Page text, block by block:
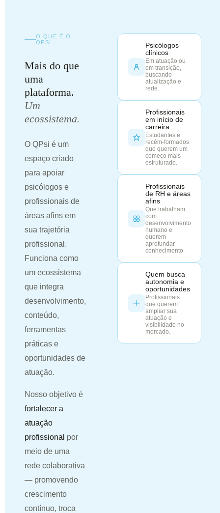
O QUE É O
QPSI
Mais do que
uma
plataforma.
Um
ecossistema.
O QPsi é um
espaço criado
para apoiar
psicólogos e
profissionais de
áreas afins em
sua trajetória
profissional.
Funciona como
um ecossistema
que integra
desenvolvimento,
conteúdo,
ferramentas
práticas e
oportunidades de
atuação.
Nosso objetivo é
fortalecer a
atuação
profissional por
meio de uma
rede colaborativa
— promovendo
crescimento
contínuo, troca
Psicólogos
clínicos
Em atuação ou
em transição,
buscando
atualização e
rede.
Profissionais
em início de
carreira
Estudantes e
recém-formados
que querem um
começo mais
estruturado.
Profissionais
de RH e áreas
afins
Que trabalham
com
desenvolvimento
humano e
querem
aprofundar
conhecimento.
Quem busca
autonomia e
oportunidades
Profissionais
que querem
ampliar sua
atuação e
visibilidade no
mercado.